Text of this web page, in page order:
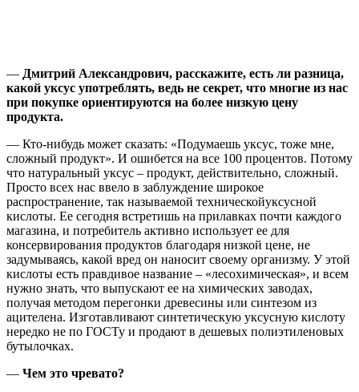
— Дмитрий Александрович, расскажите, есть ли разница,
какой уксус употреблять, ведь не секрет, что многие из нас
при покупке ориентируются на более низкую цену
продукта.
— Кто-нибудь может сказать: «Подумаешь уксус, тоже мне,
сложный продукт». И ошибется на все 100 процентов. Потому
что натуральный уксус – продукт, действительно, сложный.
Просто всех нас ввело в заблуждение широкое
распространение, так называемой техническойуксусной
кислоты. Ее сегодня встретишь на прилавках почти каждого
магазина, и потребитель активно использует ее для
консервирования продуктов благодаря низкой цене, не
задумываясь, какой вред он наносит своему организму. У этой
кислоты есть правдивое название – «лесохимическая», и всем
нужно знать, что выпускают ее на химических заводах,
получая методом перегонки древесины или синтезом из
ацителена. Изготавливают синтетическую уксусную кислоту
нередко не по ГОСТу и продают в дешевых полиэтиленовых
бутылочках.
— Чем это чревато?